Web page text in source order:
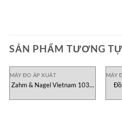
SẢN PHẨM TƯƠNG TỰ
MÁY ĐO ÁP XUẤT
Zahm & Nagel Vietnam 1030
MÁY